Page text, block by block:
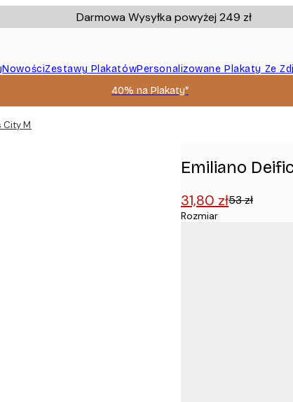
Darmowa Wysyłka powyżej 249 zł
NowościZestawy PlakatówPersonalizowane Plakaty Ze
40% na Plakaty*
Map No2 Plakat
Emiliano
31,80 zł53 zł
Rozmiar